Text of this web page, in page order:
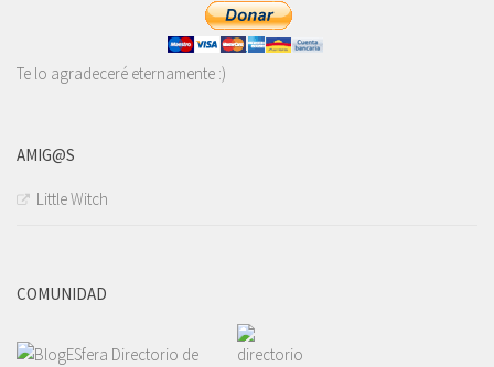
Te lo agradeceré eternamente :)
AMIG@S
Little Witch
COMUNIDAD